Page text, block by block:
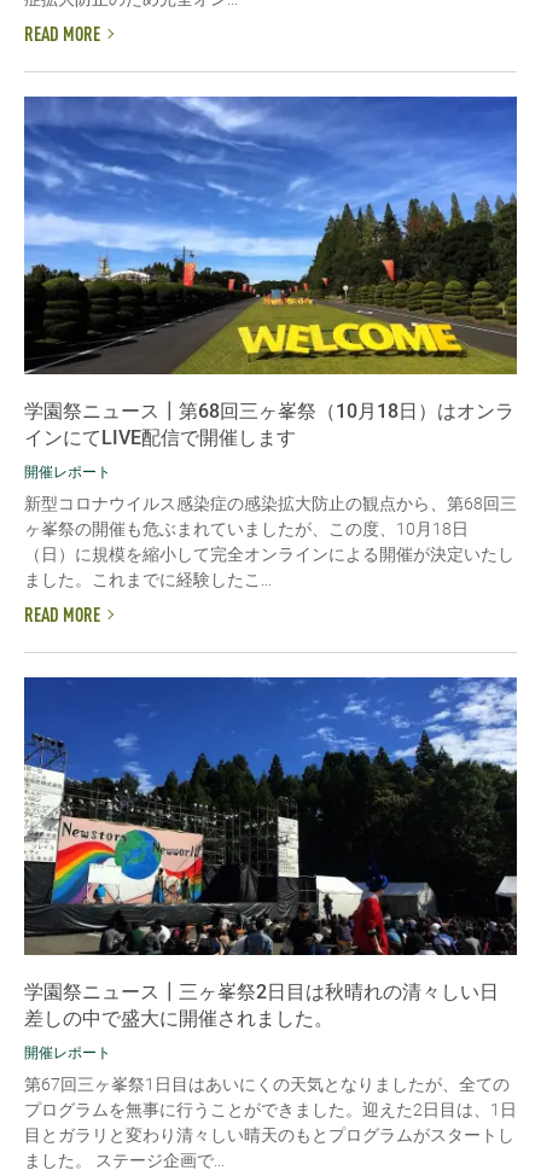
READ MORE
学園祭ニュース┃第68回三ヶ峯祭（10月18日）はオンラ
インにてLIVE配信で開催します
開催レポート
新型コロナウイルス感染症の感染拡大防止の観点から、第68回三
ヶ峯祭の開催も危ぶまれていましたが、この度、10月18日
（日）に規模を縮小して完全オンラインによる開催が決定いたし
ました。これまでに経験したこ...
READ MORE
学園祭ニュース┃三ヶ峯祭2日目は秋晴れの清々しい日
差しの中で盛大に開催されました。
開催レポート
第67回三ヶ峯祭1日目はあいにくの天気となりましたが、全ての
プログラムを無事に行うことができました。迎えた2日目は、1日
目とガラリと変わり清々しい晴天のもとプログラムがスタートし
ました。 ステージ企画で...